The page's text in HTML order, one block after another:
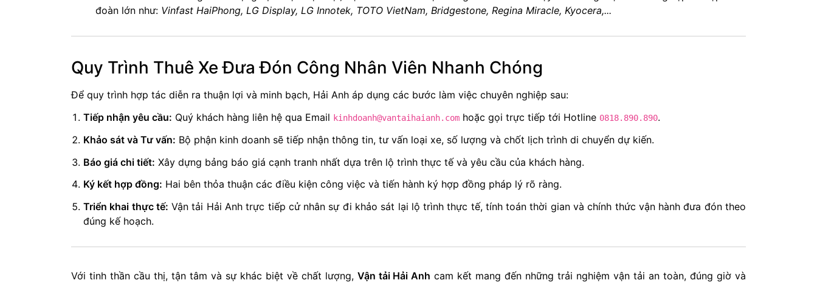
đoàn lớn như: Vinfast HaiPhong, LG Display, LG Innotek, TOTO VietNam, Bridgestone, Regina Miracle, Kyocera,...
Quy Trình Thuê Xe Đưa Đón Công Nhân Viên Nhanh Chóng
Để quy trình hợp tác diễn ra thuận lợi và minh bạch, Hải Anh áp dụng các bước làm việc chuyên nghiệp sau:
Tiếp nhận yêu cầu: Quý khách hàng liên hệ qua Email kinhdoanh@vantaihaianh.com hoặc gọi trực tiếp tới Hotline 0818.890.890.
Khảo sát và Tư vấn: Bộ phận kinh doanh sẽ tiếp nhận thông tin, tư vấn loại xe, số lượng và chốt lịch trình di chuyển dự kiến.
Báo giá chi tiết: Xây dựng bảng báo giá cạnh tranh nhất dựa trên lộ trình thực tế và yêu cầu của khách hàng.
Ký kết hợp đồng: Hai bên thỏa thuận các điều kiện công việc và tiến hành ký hợp đồng pháp lý rõ ràng.
Triển khai thực tế: Vận tải Hải Anh trực tiếp cử nhân sự đi khảo sát lại lộ trình thực tế, tính toán thời gian và chính thức vận hành đưa đón theo
đúng kế hoạch.
Với tinh thần cầu thị, tận tâm và sự khác biệt về chất lượng, Vận tải Hải Anh cam kết mang đến những trải nghiệm vận tải an toàn, đúng giờ và